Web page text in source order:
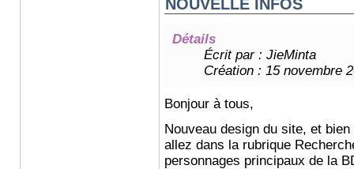
NOUVELLE INFOS
Détails
Écrit par : JieMinta
Création : 15 novembre
Bonjour à tous,
Nouveau design du site, et
allez dans la rubrique
personnages principaux de la